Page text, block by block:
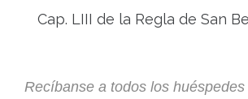
Cap. LIII de la Regla de San
Recíbanse a todos los